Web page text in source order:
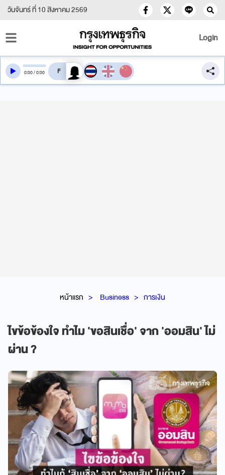
วันจันทร์ ที่ 10 สิงหาคม 2569
Login
หน้าแรก Business การเงิน
ไขข้อข้องใจ ทำไม 'ขอสินเชื่อ' จาก 'ออมสิน' ไม่
ผ่าน ?
0:00/0:00 สลับเสียงอ่าน